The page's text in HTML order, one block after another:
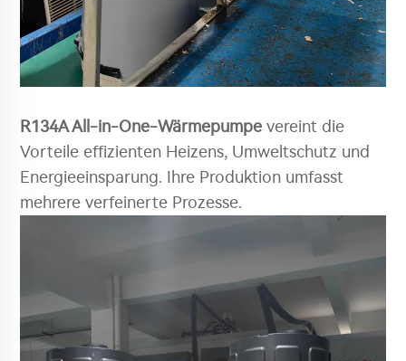
R134A All-in-One-Wärmepumpe vereint die
Vorteile effizienten Heizens, Umweltschutz und
Energieeinsparung. Ihre Produktion umfasst
mehrere verfeinerte Prozesse.